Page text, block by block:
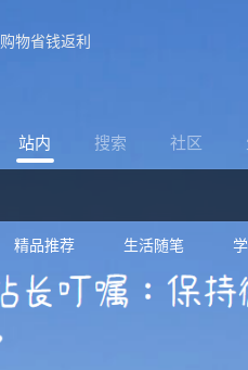
购物省钱返利
站内 搜索 社区
精品推荐 生活随笔